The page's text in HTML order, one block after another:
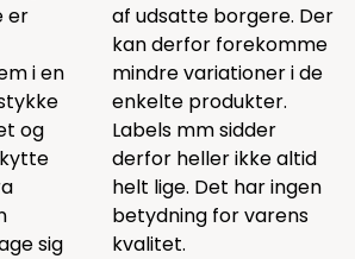
er
i en
og
sig
af udsatte borgere. Der
kan derfor forekomme
mindre variationer i de
enkelte produkter.
Labels mm sidder
derfor heller ikke altid
helt lige. Det har ingen
betydning for varens
kvalitet.